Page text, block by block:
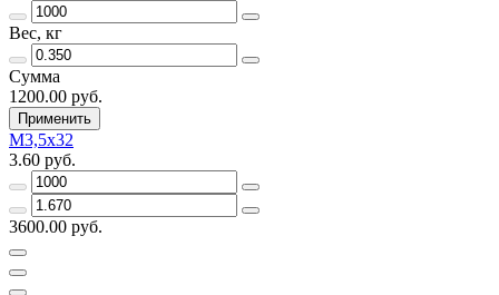
Вес, кг
Сумма
1200.00 руб.
Применить
М3,5х32
3.60 руб.
3600.00 руб.